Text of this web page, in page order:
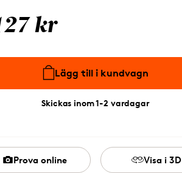
kr
Lägg till i kundvagn
Skickas inom 1-2 vardagar
Prova online Visa i 3D